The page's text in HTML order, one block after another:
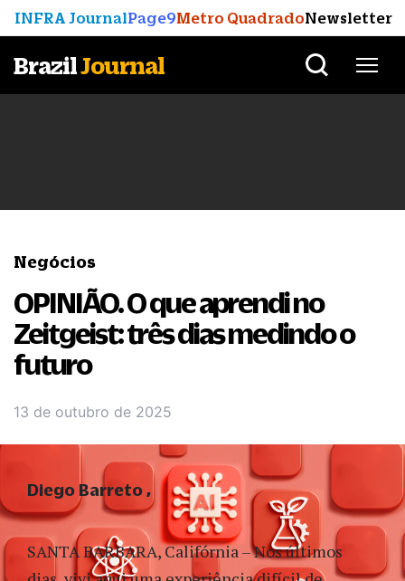
INFRA JournalPage9Metro QuadradoNewsletter
BrazilJournal
Negócios
OPINIÃO. O que aprendi no
Zeitgeist: três dias medindo o
futuro
13 de outubro de 2025
SANTA BARBARA, Califórnia – Nos últimos
Diego Barreto